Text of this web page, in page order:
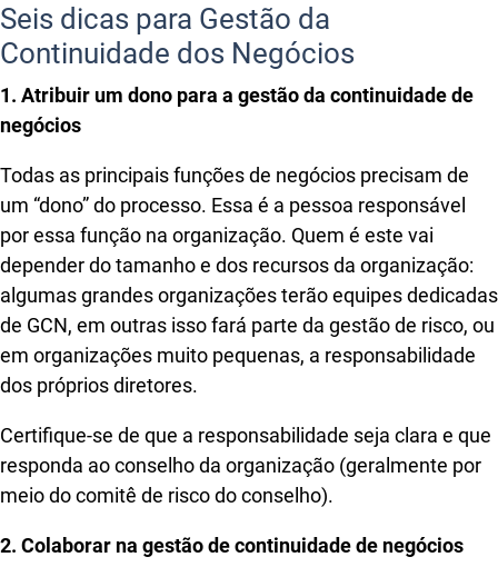
Seis dicas para Gestão da
Continuidade dos Negócios
1. Atribuir um dono para a gestão da continuidade de
negócios
Todas as principais funções de negócios precisam de
um “dono” do processo. Essa é a pessoa responsável
por essa função na organização. Quem é este vai
depender do tamanho e dos recursos da organização:
algumas grandes organizações terão equipes dedicadas
de GCN, em outras isso fará parte da gestão de risco, ou
em organizações muito pequenas, a responsabilidade
dos próprios diretores.
Certifique-se de que a responsabilidade seja clara e que
responda ao conselho da organização (geralmente por
meio do comitê de risco do conselho).
2. Colaborar na gestão de continuidade de negócios